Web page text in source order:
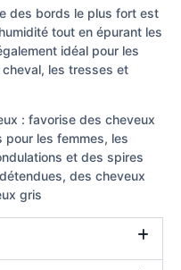
des bords le plus fort est
tout en épurant les
idéal pour les
les tresses et
: favorise des cheveux
les femmes, les
et des spires
des cheveux
gris